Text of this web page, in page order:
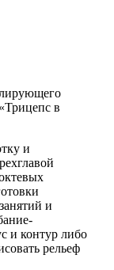
в
и
и
и контур либо
рельеф